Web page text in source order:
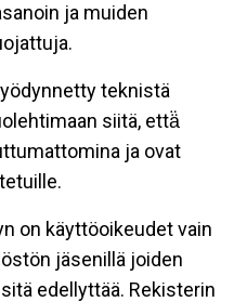
ja muiden
teknistä
siitä, että̈
ja ovat
on käyttöoikeudet vain
jäsenillä joiden
edellyttää. Rekisterin